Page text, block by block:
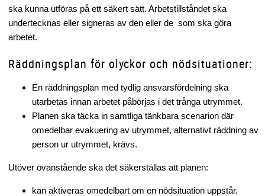
ska kunna utföras på ett säkert sätt. Arbetstillståndet ska
undertecknas eller signeras av den eller de som ska göra
arbetet.
Räddningsplan för olyckor och nödsituationer:
En räddningsplan med tydlig ansvarsfördelning ska
utarbetas innan arbetet påbörjas i det trånga utrymmet.
Planen ska täcka in samtliga tänkbara scenarion där
omedelbar evakuering av utrymmet, alternativt räddning av
person ur utrymmet, krävs.
Utöver ovanstående ska det säkerställas att planen:
kan aktiveras omedelbart om en nödsituation uppstår.